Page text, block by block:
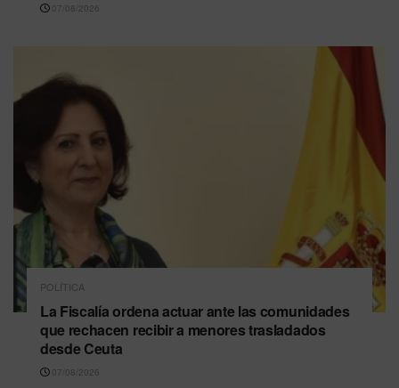
07/08/2026
POLÍTICA
La Fiscalía ordena actuar ante las comunidades
que rechacen recibir a menores trasladados
desde Ceuta
07/08/2026